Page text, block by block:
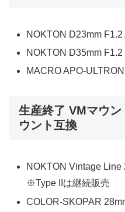
NOKTON D23mm F1.2
NOKTON D35mm F1.2
MACRO APO-
生産終了 VMマウ
ウント互換
NOKTON Vintage Line
※Type IIは継続販売
COLOR-SKOPAR